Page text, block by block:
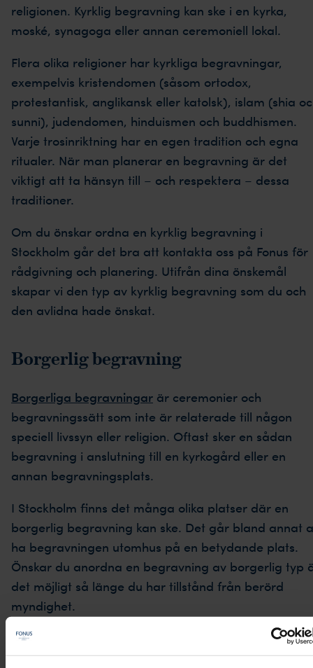
religionen. Kyrklig begravning kan ske i en kyrka,
moské, synagoga eller annan ceremoniell lokal.
Flera olika religioner har kyrkliga begravningar,
exempelvis kristendomen (såsom ortodox,
protestantisk, anglikansk eller katolsk), islam (shia
sunni), judendomen, hinduismen och buddhismen.
Varje trosinriktning har en egen tradition och egna
ritualer. När man planerar en begravning är det
viktigt att ta hänsyn till – och respektera – dessa
traditioner.
Om du önskar ordna en kyrklig begravning i
Stockholm går det bra att kontakta oss på Fonus för
rådgivning och planering. Utifrån dina önskemål
skapar vi den typ av kyrklig begravning som du och
den avlidna hade önskat.
Borgerlig begravning
Borgerliga begravningar är ceremonier och
begravningssätt som inte är relaterade till någon
speciell livssyn eller religion. Oftast sker en sådan
begravning i anslutning till en kyrkogård eller en
annan begravningsplats.
I Stockholm finns det många olika platser där en
borgerlig begravning kan ske. Det går bland annat
ha begravningen utomhus på en betydande plats.
Önskar du anordna en begravning av borgerlig typ
det möjligt så länge du har tillstånd från berörd
myndighet.
Vi på Fonus begravningsbyråer i Stockholm är till din
tjänst om du vill planera en borgerlig begravning i